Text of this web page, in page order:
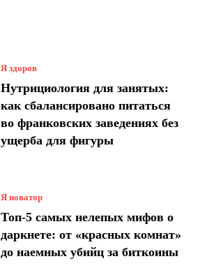
Я здоров
Нутрициология для занятых:
как сбалансировано питаться
во франковских заведениях без
ущерба для фигуры
Я новатор
Топ-5 самых нелепых мифов о
даркнете: от «красных комнат»
до наемных убийц за биткоины